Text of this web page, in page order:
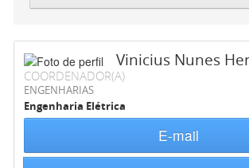
Vinicius Nunes
COORDENADOR(A)
ENGENHARIAS
Engenharia Elétrica
E-mail